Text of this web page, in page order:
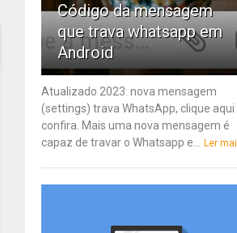
Código da mensagem
que trava whatsapp em
Android
Atualizado 2023: nova mensagem
(settings) trava WhatsApp, clique aqui
confira. Mais uma nova mensagem é
capaz de travar o Whatsapp e...
Ler